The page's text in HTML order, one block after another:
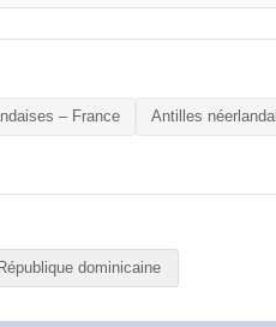
– France Antilles
dominicaine